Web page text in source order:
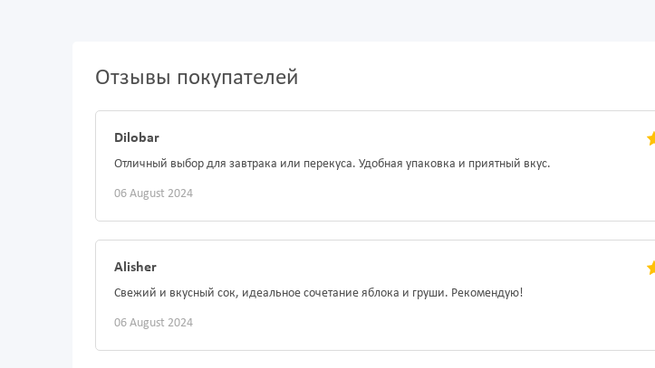
Отзывы покупателей
Dilobar
Отличный выбор для завтрака или перекуса. Удобная упаковка и приятный вкус.
06 August 2024
Alisher
Свежий и вкусный сок, идеальное сочетание яблока и груши. Рекомендую!
06 August 2024